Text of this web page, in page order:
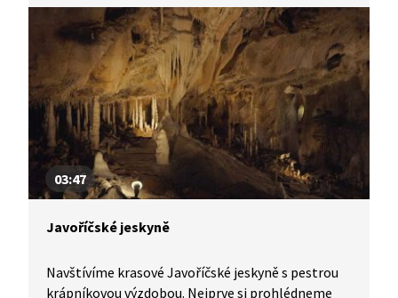
03:47
Javoříčské jeskyně
Navštívíme krasové Javoříčské jeskyně s pestrou
krápníkovou výzdobou. Nejprve si prohlédneme